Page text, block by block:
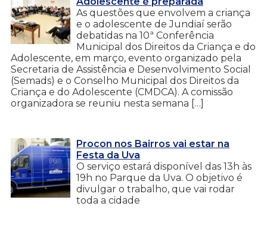
As questões que envolvem a criança
e o adolescente de Jundiaí serão
debatidas na 10ª Conferência
Municipal dos Direitos da Criança e do
Adolescente, em março, evento organizado pela
Secretaria de Assistência e Desenvolvimento Social
(Semads) e o Conselho Municipal dos Direitos da
Criança e do Adolescente (CMDCA). A comissão
organizadora se reuniu nesta semana […]
Procon nos Bairros vai estar na
Festa da Uva
O serviço estará disponível das 13h às
19h no Parque da Uva. O objetivo é
divulgar o trabalho, que vai rodar
toda a cidade